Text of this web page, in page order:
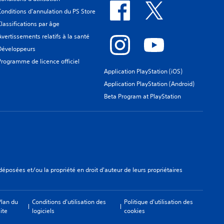
d'annulation du PS Store
par âge
relatifs à la santé
de licence officiel
Application PlayStation (iOS)
Application PlayStation (Android)
Beta Program at PlayStation
et/ou la propriété en droit d'auteur de leurs propriétaires
du
Conditions d'utilisation des
logiciels
Politique d'utilisation des
cookies